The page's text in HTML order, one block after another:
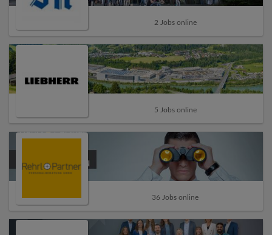
2 Jobs online
5 Jobs online
36 Jobs online